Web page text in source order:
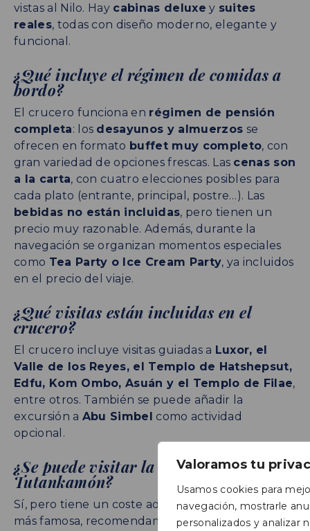
Valoramos tu
Usamos cookies para
navegación, mostrarle
personalizados y analizar
vistas al Nilo. Hay cabinas deluxe y suites
reales, todas con diseño moderno, elegante y
funcional.
¿Qué incluye el régimen de comidas a
bordo?
El crucero funciona en régimen de pensión
completa: los desayunos y almuerzos se
ofrecen en formato buffet muy completo, con
gran variedad de opciones frescas. Las cenas son
a la carta, con cuatro elecciones posibles para
cada plato (entrante, principal, postre…). Las
bebidas no están incluidas, pero tienen un
precio muy razonable. Además, durante la
navegación se organizan momentos especiales
como Tea Party o Ice Cream Party, ya incluidos
en el precio del viaje.
¿Qué visitas están incluidas en el
crucero?
El crucero incluye visitas guiadas a Luxor, el
Valle de los Reyes, el Templo de Hatshepsut,
Edfu, Kom Ombo, Asuán y el Templo de Filae,
entre otros. También se puede añadir la
excursión a Abu Simbel como actividad
opcional.
¿Se puede visitar la tumba de
Tutankamón?
Sí, pero tiene un coste adicional. Aunque es la
más famosa, recomendamos priorizar laTumba